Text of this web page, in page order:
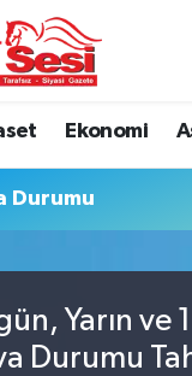
Ekonomi
Durumu
Yarın ve
Durumu
Durumu
Durumu ve
Haberleri